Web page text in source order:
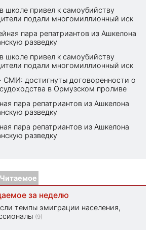
школе привел к самоубийству
подали многомиллионный иск
пара репатриантов из Ашкелона
разведку
школе привел к самоубийству
подали многомиллионный иск
СМИ: достигнуты договоренности о
в Ормузском проливе
пара репатриантов из Ашкелона
разведку
пара репатриантов из Ашкелона
разведку
Читаемое
за неделю
темпы эмиграции населения,
(9)